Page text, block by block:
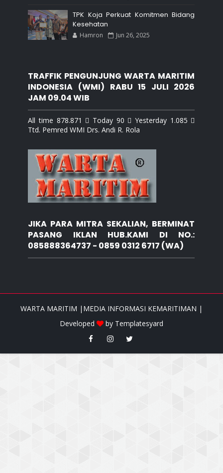
TPK Koja Perkuat Komitmen Bidang
Kesehatan
Hamron Jun 26, 2025
TRAFFIK PENGUNJUNG WARTA MARITIM
INDONESIA (WMI) RABU 15 JULI 2026
JAM 09.04 WIB
All time 878.871  Today 90  Yesterday 1.085 
Ttd. Pemred WMI Drs. Andi R. Rola
JIKA PARA MITRA SEKALIAN, BERMINAT
PASANG IKLAN HUB.KAMI DI NO.:
085888364737 - 0859 0312 6717 (WA)
WARTA MARITIM |MEDIA INFORMASI KEMARITIMAN |
Developed
by Templatesyard